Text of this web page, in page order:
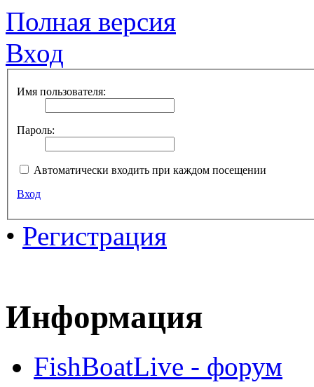
Полная версия
Вход
Имя пользователя:
Пароль:
Автоматически входить при каждом посещении
Вход
• Регистрация
Информация
FishBoatLive - форум